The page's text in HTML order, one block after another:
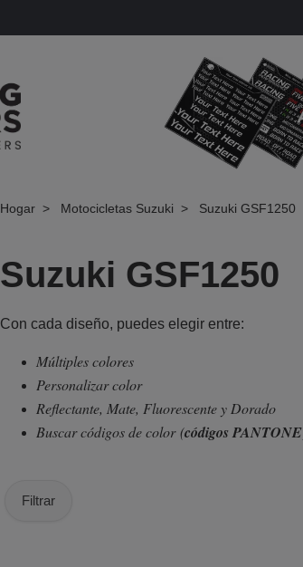
Hogar Motocicletas Suzuki Suzuki GSF1250
Suzuki GSF1250
Con cada diseño, puedes elegir entre:
Múltiples colores
Personalizar color
Reflectante, Mate, Fluorescente y Dorado
Buscar códigos de color(códigos PANTONE
Filtrar